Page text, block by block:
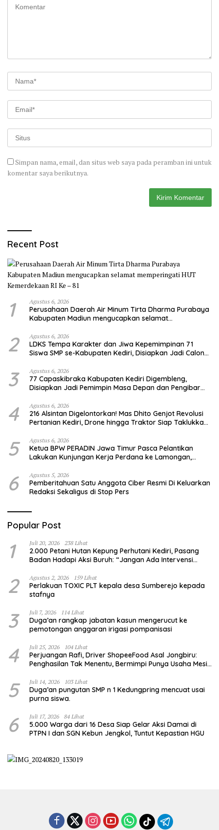
Simpan nama, email, dan situs web saya pada peramban ini untuk
komentar saya berikutnya.
Recent Post
1 Agustus 6, 2026
Perusahaan Daerah Air Minum Tirta Dharma Purabaya
Kabupaten Madiun mengucapkan selamat
2 Agustus 6, 2026
LDKS Tempa Karakter dan Jiwa Kepemimpinan 71
Siswa SMP se-Kabupaten Kediri, Disiapkan Jadi Calon
3 Agustus 6, 2026
77 Capaskibraka Kabupaten Kediri Digembleng,
Disiapkan Jadi Pemimpin Masa Depan dan Pengibar
4 Agustus 6, 2026
216 Alsintan Digelontorkan! Mas Dhito Genjot Revolusi
Pertanian Kediri, Drone hingga Traktor Siap Taklukkan
5 Agustus 6, 2026
Ketua BPW PERADIN Jawa Timur Pasca Pelantikan
Lakukan Kunjungan Kerja Perdana ke Lamongan,
6 Agustus 5, 2026
Pemberitahuan Satu Anggota Ciber Resmi Di Keluarkan
Redaksi Sekaligus di Stop Pers
Popular Post
1 Juli 20, 2026 238 Lihat
2.000 Petani Hutan Kepung Perhutani Kediri, Pasang
Badan Hadapi Aksi Buruh: “Jangan Ada Intervensi
2 Agustus 2, 2026 159 Lihat
Perlakuan TOXIC PLT kepala desa Sumberejo kepada
stafnya
3 Juli 7, 2026 114 Lihat
Duga’an rangkap jabatan kasun mengerucut ke
pemotongan anggaran irigasi pompanisasi
4 Juli 25, 2026 104 Lihat
Perjuangan Rafi, Driver ShopeeFood Asal Jongbiru:
Penghasilan Tak Menentu, Bermimpi Punya Usaha Mesin
5 Juli 14, 2026 103 Lihat
Duga’an pungutan SMP n 1 Kedungpring mencuat usai
purna siswa.
6 Juli 17, 2026 84 Lihat
5.000 Warga dari 16 Desa Siap Gelar Aksi Damai di
PTPN I dan SGN Kebun Jengkol, Tuntut Kepastian HGU